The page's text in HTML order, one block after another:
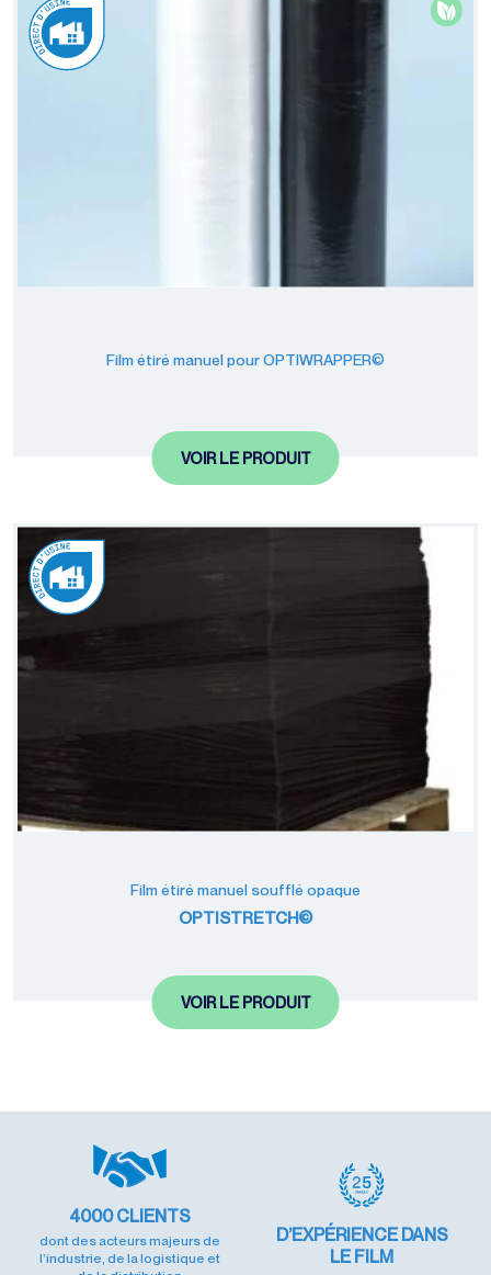
Film étiré manuel pour OPTIWRAPPER©
VOIR LE PRODUIT
Film étiré manuel soufflé opaque
OPTISTRETCH©
VOIR LE PRODUIT
4000 CLIENTS
dont des acteurs majeurs de
l’industrie, de la logistique et
D’EXPÉRIENCEDANS
LE FILM